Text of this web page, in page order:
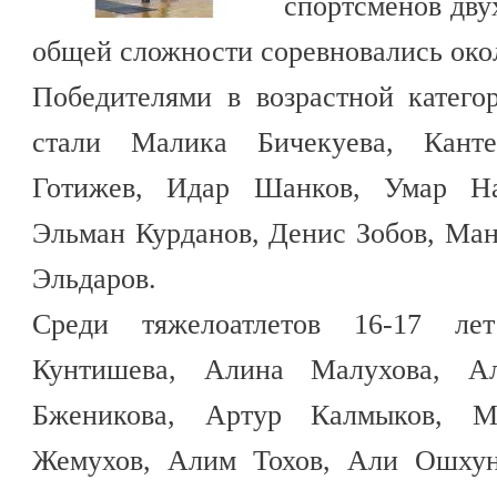
общей сложности соревновались
Победителями в возрастной
стали Малика Бичекуева,
Готижев, Идар Шанков, Умар
Эльман Курданов, Денис Зобов,
Эльдаров.
Среди тяжелоатлетов 16-17
Кунтишева, Алина Малухова,
Бженикова, Артур Калмыков,
Жемухов, Алим Тохов, Али